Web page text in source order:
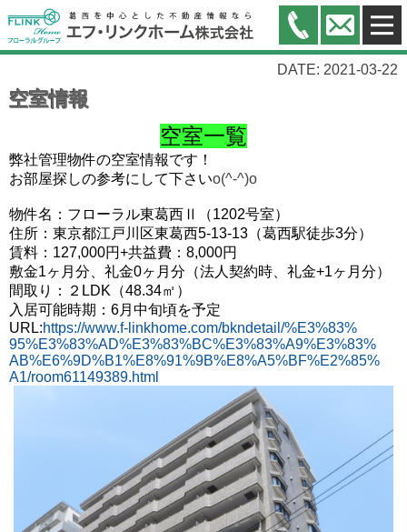
DATE: 2021-03-22
空室情報
空室一覧
弊社管理物件の空室情報です！
お部屋探しの参考にして下さいo(^-^)o
物件名：フローラル東葛西Ⅱ（1202号室）
住所：東京都江戸川区東葛西5-13-13（葛西駅徒歩3分）
賃料：127,000円+共益費：8,000円
敷金1ヶ月分、礼金0ヶ月分（法人契約時、礼金+1ヶ月分）
間取り：２LDK（48.34㎡）
入居可能時期：6月中旬頃を予定
URL:https://www.f-linkhome.com/bkndetail/%E3%83%
95%E3%83%AD%E3%83%BC%E3%83%A9%E3%83%
AB%E6%9D%B1%E8%91%9B%E8%A5%BF%E2%85%
A1/room61149389.html